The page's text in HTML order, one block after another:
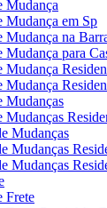
Mudança
Mudança em Sp
Mudança na
Mudança para
Mudança
Mudança
Mudanças
Mudanças
Mudanças
Mudanças
Mudanças
Frete